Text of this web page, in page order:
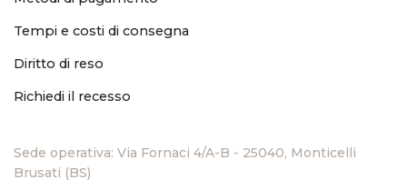
Tempi e costi di consegna
Diritto di reso
Richiedi il recesso
Sede operativa: Via Fornaci 4/A-B - 25040, Monticelli
Brusati (BS)